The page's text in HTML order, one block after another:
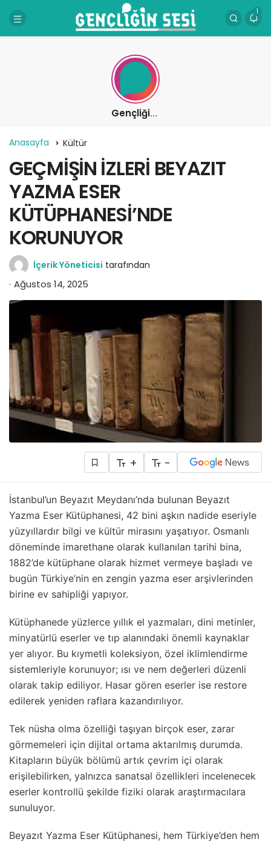
1
Gençliğin Sesi
Anasayfa Kültür
GEÇMİŞİN İZLERİ BEYAZIT
YAZMA ESER
KÜTÜPHANESİ’NDE
KORUNUYOR
İçerik Yöneticisi tarafından
Ağustos 14, 2025
+ -
İstanbul’un Beyazıt Meydanı’nda bulunan Beyazıt
Yazma Eser Kütüphanesi, 42 bini aşkın nadide eseriyle
yüzyıllardır bilgi ve kültür mirasını yaşatıyor. Osmanlı
döneminde imarethane olarak kullanılan tarihi bina,
1882’de kütüphane olarak hizmet vermeye başladı ve
bugün Türkiye’nin en zengin yazma eser arşivlerinden
birine ev sahipliği yapıyor.
Kütüphanede yüzlerce yıllık el yazmaları, dini metinler,
minyatürlü eserler ve tıp alanındaki önemli kaynaklar
yer alıyor. Bu kıymetli koleksiyon, özel iklimlendirme
sistemleriyle korunuyor; ısı ve nem değerleri düzenli
olarak takip ediliyor. Hasar gören eserler ise restore
edilerek yeniden raflara kazandırılıyor.
Tek nüsha olma özelliği taşıyan birçok eser, zarar
görmemeleri için dijital ortama aktarılmış durumda.
Kitapların büyük bölümü artık çevrim içi olarak
erişilebilirken, yalnızca sanatsal özellikleri incelenecek
eserler kontrollü şekilde fiziki olarak araştırmacılara
sunuluyor.
Beyazıt Yazma Eser Kütüphanesi, hem Türkiye’den hem